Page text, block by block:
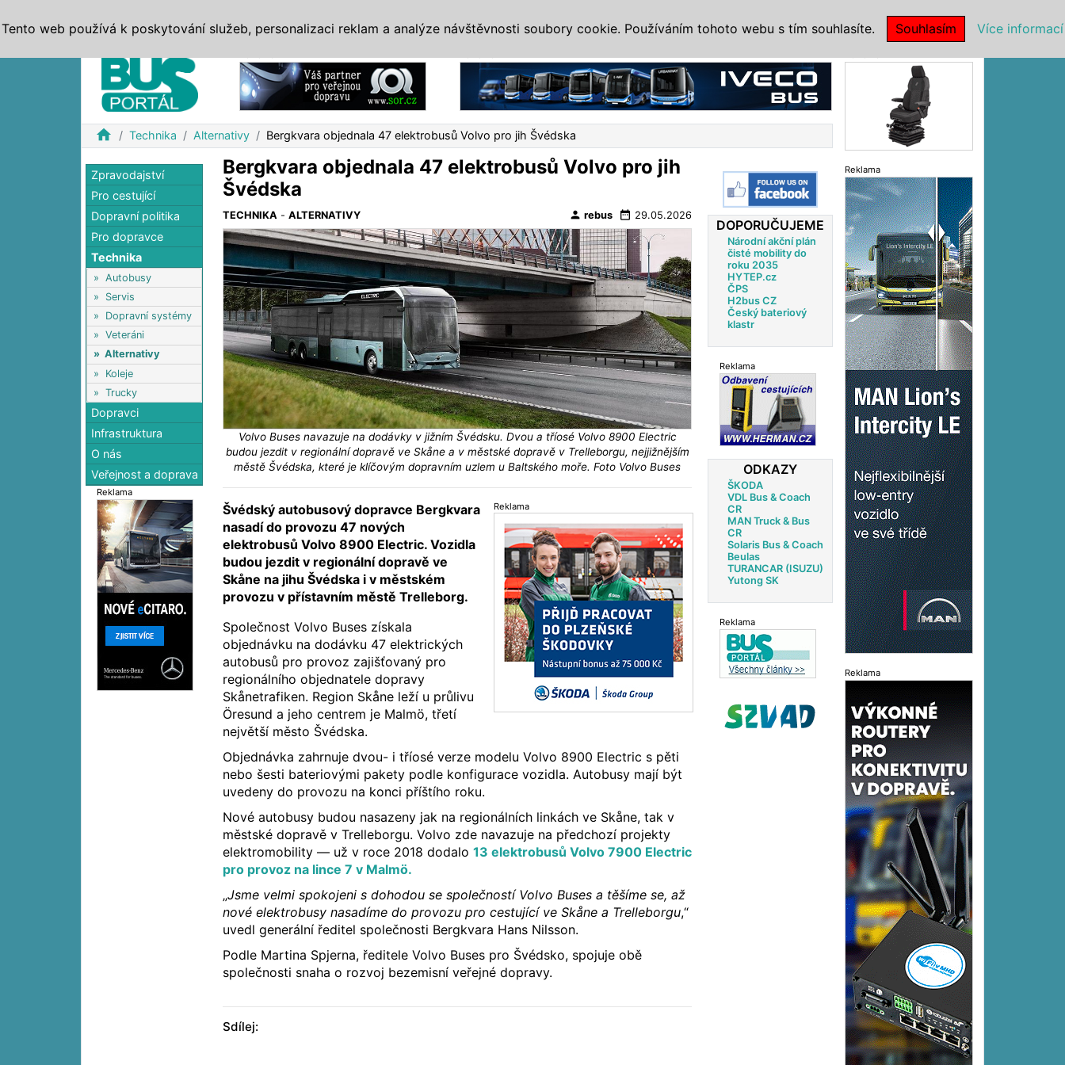
home Technika Alternativy Bergkvara objednala 47 elektrobusů Volvo pro jih Švédska
Zpravodajství
Pro cestující
Dopravní politika
Pro dopravce
Technika
» Autobusy
» Servis
» Dopravní systémy
» Veteráni
» Alternativy
» Koleje
» Trucky
Dopravci
Infrastruktura
O nás
Veřejnost a doprava
Reklama
Bergkvara objednala 47 elektrobusů Volvo pro jih
Švédska
TECHNIKA -ALTERNATIVY person rebus date_range 29.05.2026
Volvo Buses navazuje na dodávky v jižním Švédsku. Dvou a tříosé Volvo 8900 Electric
budou jezdit v regionální dopravě ve Skåne a v městské dopravě v Trelleborgu, nejjižnějším
městě Švédska, které je klíčovým dopravním uzlem u Baltského moře. Foto Volvo Buses
Reklama
Švédský autobusový dopravce Bergkvara
nasadí do provozu 47 nových
elektrobusů Volvo 8900 Electric. Vozidla
budou jezdit v regionální dopravě ve
Skåne na jihu Švédska i v městském
provozu v přístavním městě Trelleborg.
Společnost Volvo Buses získala
objednávku na dodávku 47 elektrických
autobusů pro provoz zajišťovaný pro
regionálního objednatele dopravy
Skånetrafiken. Region Skåne leží u průlivu
Öresund a jeho centrem je Malmö, třetí
největší město Švédska.
Objednávka zahrnuje dvou- i tříosé verze modelu Volvo 8900 Electric s pěti
nebo šesti bateriovými pakety podle konfigurace vozidla. Autobusy mají být
uvedeny do provozu na konci příštího roku.
Nové autobusy budou nasazeny jak na regionálních linkách ve Skåne, tak v
městské dopravě v Trelleborgu. Volvo zde navazuje na předchozí projekty
elektromobility — už v roce 2018 dodalo13 elektrobusů Volvo 7900 Electric
pro provoz na lince 7 v Malmö.
„Jsme velmi spokojeni s dohodou se společností Volvo Buses a těšíme se, až
nové elektrobusy nasadíme do provozu pro cestující ve Skåne a Trelleborgu,“
uvedl generální ředitel společnosti Bergkvara Hans Nilsson.
Podle Martina Spjerna, ředitele Volvo Buses pro Švédsko, spojuje obě
společnosti snaha o rozvoj bezemisní veřejné dopravy.
Sdílej:
DOPORUČUJEME
Národní akční plán
čisté mobility do
roku 2035
HYTEP.cz
ČPS
H2bus CZ
Český bateriový
klastr
Reklama
ODKAZY
ŠKODA
VDL Bus & Coach
CR
MAN Truck & Bus
CR
Solaris Bus & Coach
Beulas
TURANCAR (ISUZU)
Yutong SK
Reklama
Reklama
Reklama
Tento web používá k poskytování služeb, personalizaci reklam a analýze návštěvnosti soubory cookie. Používáním tohoto webu s tím souhlasíte. Souhlasím Více informací